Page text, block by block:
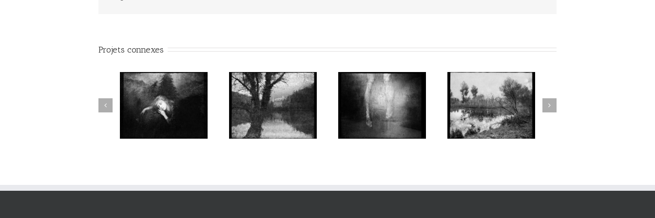
Projets connexes
Aux Abords des Rivages Aux Abords des Rivages Aux Abords des Rivages Aux Abords des Rivages Aux Abords des Rivages